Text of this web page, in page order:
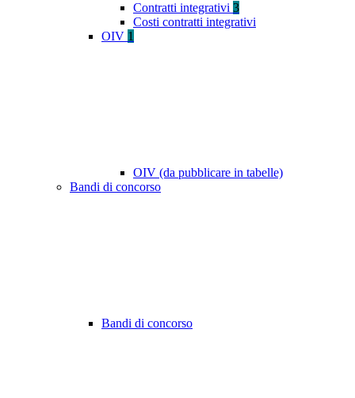
Contratti integrativi 3
Costi contratti integrativi
OIV 1
OIV (da pubblicare in tabelle)
Bandi di concorso
Bandi di concorso